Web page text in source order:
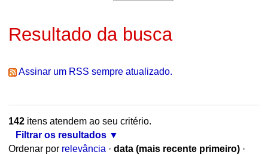
Resultado da busca
Assinar um RSS sempre atualizado.
142itens atendem ao seu critério.
Filtrar os resultados
Ordenar por relevância · data (mais recente primeiro) ·